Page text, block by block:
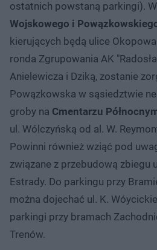
ostatnich powstaną parkingi).
Wojskowego i
kierujących będą ulice
ronda Zgrupowania AK
Anielewicza i Dziką, zostanie
Powązkowska w sąsiedztwie
groby na Cmentarzu
ul. Wólczyńską od al. W.
Powinni również wziąć pod
związane z przebudową zbiegu
Estrady. Do parkingu przy
można dojechać ul. K.
parkingi przy bramach
Trenów.